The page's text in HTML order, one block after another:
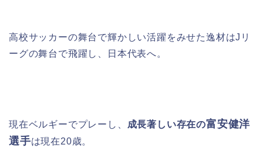
高校サッカーの舞台で輝かしい活躍をみせた逸材はJリ
ーグの舞台で飛躍し、
日本代表へ。
現在ベルギーでプレーし、 成長著しい存在の富安健洋
選手は現在20歳。